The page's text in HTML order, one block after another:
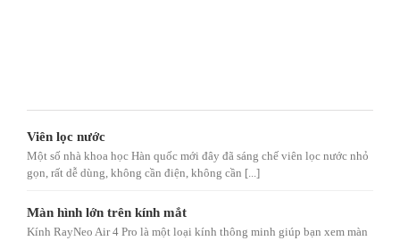
Viên lọc nước
Một số nhà khoa học Hàn quốc mới đây đã sáng chế viên lọc nước nhỏ
gọn, rất dễ dùng, không cần điện, không cần [...]
Màn hình lớn trên kính mắt
Kính RayNeo Air 4 Pro là một loại kính thông minh giúp bạn xem màn